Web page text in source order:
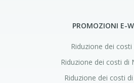
PROMOZIONI E-
Riduzione dei costi
Riduzione dei costi di
Riduzione dei costi